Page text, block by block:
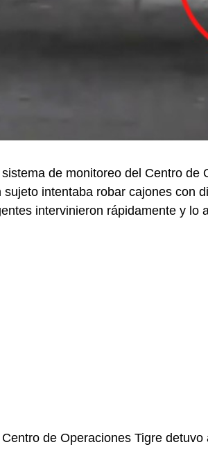
sistema de monitoreo del Centro de
sujeto intentaba robar cajones con
intervinieron rápidamente y lo
Centro de Operaciones Tigre